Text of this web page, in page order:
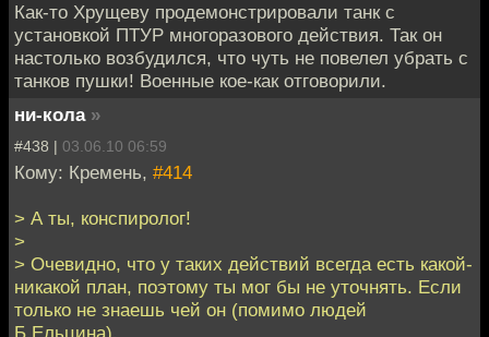
Как-то Хрущеву продемонстрировали танк с
установкой ПТУР многоразового действия. Так он
настолько возбудился, что чуть не повелел убрать с
танков пушки! Военные кое-как отговорили.
ни-кола »
#438 | 03.06.10 06:59
Кому: Кремень, #414
> А ты, конспиролог!
>
> Очевидно, что у таких действий всегда есть какой-
никакой план, поэтому ты мог бы не уточнять. Если
только не знаешь чей он (помимо людей